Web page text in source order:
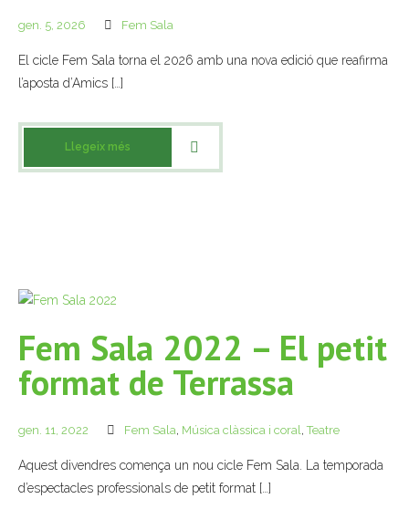
- Laboratori Creatiu
gen. 5, 2026 Fem Sala
El cicle Fem Sala torna el 2026 amb una nova edició que reafirma
l’aposta d’Amics […]
Llegeix més
Fem Sala 2022 – El petit
format de Terrassa
gen. 11, 2022 Fem Sala, Música clàssica i coral,Teatre
Aquest divendres comença un nou cicle Fem Sala. La temporada
d’espectacles professionals de petit format […]